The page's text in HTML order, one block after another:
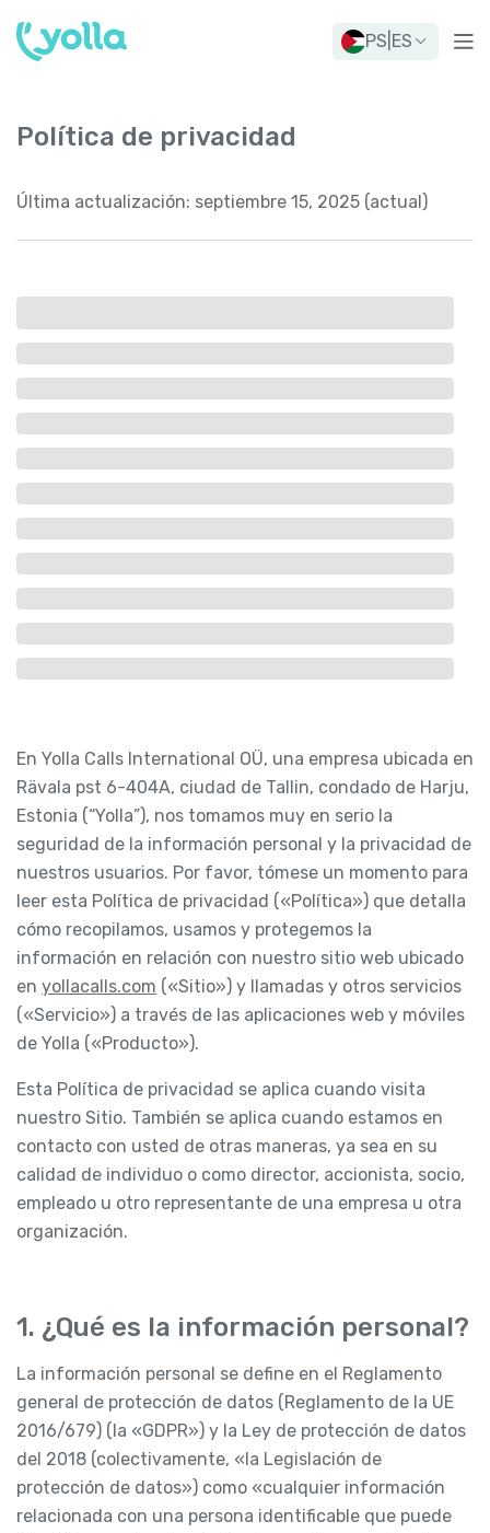
PS ES
Política de privacidad
Última actualización: septiembre 15, 2025 (actual)
En Yolla Calls International OÜ, una empresa ubicada en
Rävala pst 6-404A, ciudad de Tallin, condado de Harju,
Estonia (“Yolla”), nos tomamos muy en serio la
seguridad de la información personal y la privacidad de
nuestros usuarios. Por favor, tómese un momento para
leer esta Política de privacidad («Política») que detalla
cómo recopilamos, usamos y protegemos la
información en relación con nuestro sitio web ubicado
en yollacalls.com («Sitio») y llamadas y otros servicios
(«Servicio») a través de las aplicaciones web y móviles
de Yolla («Producto»).
Esta Política de privacidad se aplica cuando visita
nuestro Sitio. También se aplica cuando estamos en
contacto con usted de otras maneras, ya sea en su
calidad de individuo o como director, accionista, socio,
empleado u otro representante de una empresa u otra
organización.
1. ¿Qué es la información personal?
La información personal se define en el Reglamento
general de protección de datos (Reglamento de la UE
2016/679) (la «GDPR») y la Ley de protección de datos
del 2018 (colectivamente, «la Legislación de
protección de datos») como «cualquier información
relacionada con una persona identificable que puede